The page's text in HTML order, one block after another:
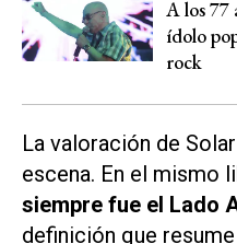
A los 77
ídolo
rock
La valoración de
escena. En el mismo
siempre fue el Lado
definición que